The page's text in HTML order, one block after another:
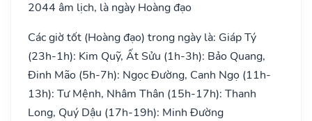
2044 âm lịch, là ngày Hoàng đạo
Các giờ tốt (Hoàng đạo) trong ngày là: Giáp Tý
(23h-1h): Kim Quỹ, Ất Sửu (1h-3h): Bảo Quang,
Đinh Mão (5h-7h): Ngọc Đường, Canh Ngọ (11h-
13h): Tư Mệnh, Nhâm Thân (15h-17h): Thanh
Long, Quý Dậu (17h-19h): Minh Đường